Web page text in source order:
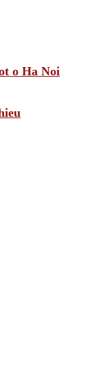
o Ha Noi